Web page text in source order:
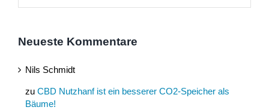
Neueste Kommentare
Nils Schmidt
zu CBD Nutzhanf ist ein besserer CO2-Speicher als
Bäume!